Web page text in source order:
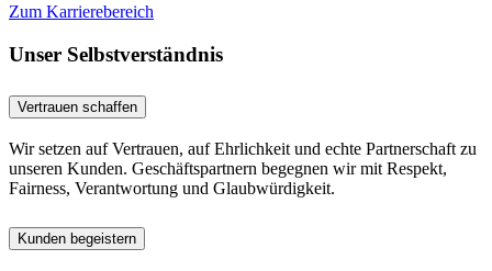
Zum Karrierebereich
Unser Selbstverständnis
Vertrauen schaffen
Wir setzen auf Vertrauen, auf Ehrlichkeit und echte Partnerschaft zu
unseren Kunden. Geschäftspartnern begegnen wir mit Respekt,
Fairness, Verantwortung und Glaubwürdigkeit.
Kunden begeistern